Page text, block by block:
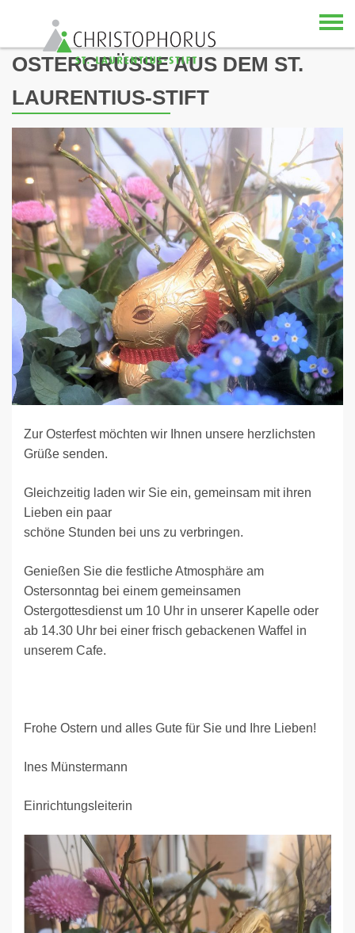
Skip to content
OSTERGRÜSSE AUS DEM ST. L
AURENTIUS-STIFT
Zur Osterfest möchten wir Ihnen unsere herzlichsten
Grüße senden.
Gleichzeitig laden wir Sie ein, gemeinsam mit ihren
Lieben ein paar
schöne Stunden bei uns zu verbringen.
Genießen Sie die festliche Atmosphäre am
Ostersonntag bei einem gemeinsamen
Ostergottesdienst um 10 Uhr in unserer Kapelle oder
ab 14.30 Uhr bei einer frisch gebackenen Waffel in
unserem Cafe.
Frohe Ostern und alles Gute für Sie und Ihre Lieben!
Ines Münstermann
Einrichtungsleiterin